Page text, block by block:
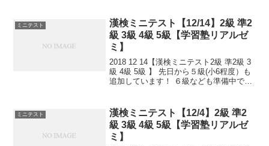
は皆さんだいたいできますが、...
ミニテスト
漢検ミニテスト【12/14】2級 準2
級 3級 4級 5級【学習塾リアルゼ
ミ】
2018 12 14【漢検ミニテスト2級 準2級 3
級 4級 5級 】 先日から５級(小6程度）も
追加しています！ ６級なども準備中で
ら。 日々是精進、継続は力な...
ミニテスト
漢検ミニテスト【12/4】2級 準2
級 3級 4級 5級【学習塾リアルゼ
ミ】